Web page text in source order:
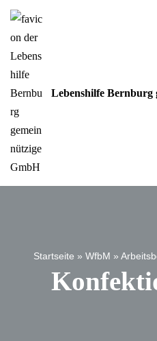
Z
u
m
I
n
h
a
l
t
Lebenshilfe Bernburg
Startseite » WfbM »